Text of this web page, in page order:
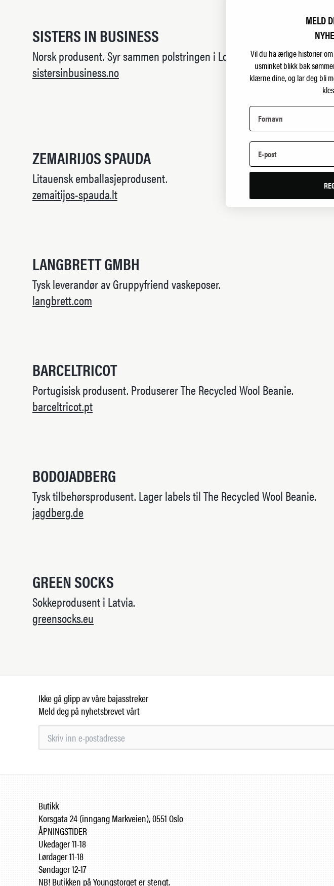
SISTERS IN BUSINESS
Norsk produsent. Syr sammen polstringen i Longs padded.
sistersinbusiness.no
ZEMAIRIJOS SPAUDA
Litauensk emballasjeprodusent.
zemaitijos-spauda.lt
LANGBRETT GMBH
Tysk leverandør av Gruppyfriend vaskeposer.
langbrett.com
BARCELTRICOT
Portugisisk produsent. Produserer The Recycled Wool Beanie.
barceltricot.pt
BODOJADBERG
Tysk tilbehørsprodusent. Lager labels til The Recycled Wool Beanie.
jagdberg.de
GREEN SOCKS
Sokkeprodusent i Latvia.
greensocks.eu
Ikke gå glipp av våre bajasstreker
Meld deg på nyhetsbrevet vårt
Butikk
Korsgata 24 (inngang Markveien), 0551 Oslo
ÅPNINGSTIDER
Ukedager 11-18
Lørdager 11-18
Søndager 12-17
NB! Butikken på Youngstorget er stengt.
MELD
Vil du ha ærlige historier
usminket blikk bak
klærne dine, og lar deg bli